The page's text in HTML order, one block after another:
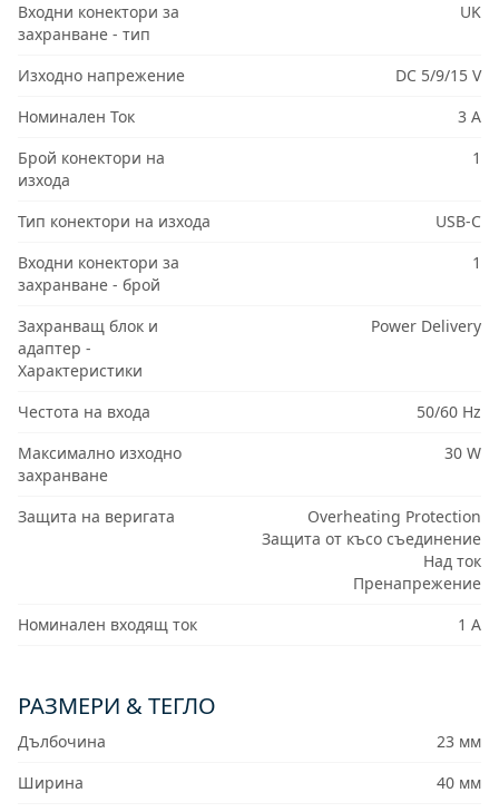
Входни конектори за
захранване - тип
UK
Изходно напрежение
DC 5/9/15 V
Номинален Ток
3 A
Брой конектори на
изхода
1
Тип конектори на изхода
USB-C
Входни конектори за
захранване - брой
1
Захранващ блок и
адаптер -
Характеристики
Power Delivery
Честота на входа
50/60 Hz
Максимално изходно
захранване
30 W
Защита на веригата
Overheating Protection
Защита от късо съединение
Над ток
Пренапрежение
Номинален входящ ток
1 A
РАЗМЕРИ & ТЕГЛО
Дълбочина
23 мм
Ширина
40 мм